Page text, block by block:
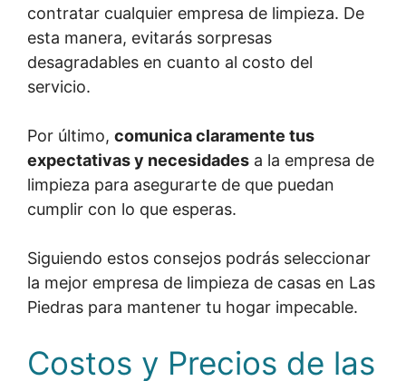
contratar cualquier empresa de limpieza. De
esta manera, evitarás sorpresas
desagradables en cuanto al costo del
servicio.
Por último, comunica claramente tus
expectativas y necesidades a la empresa de
limpieza para asegurarte de que puedan
cumplir con lo que esperas.
Siguiendo estos consejos podrás seleccionar
la mejor empresa de limpieza de casas en Las
Piedras para mantener tu hogar impecable.
Costos y Precios de las